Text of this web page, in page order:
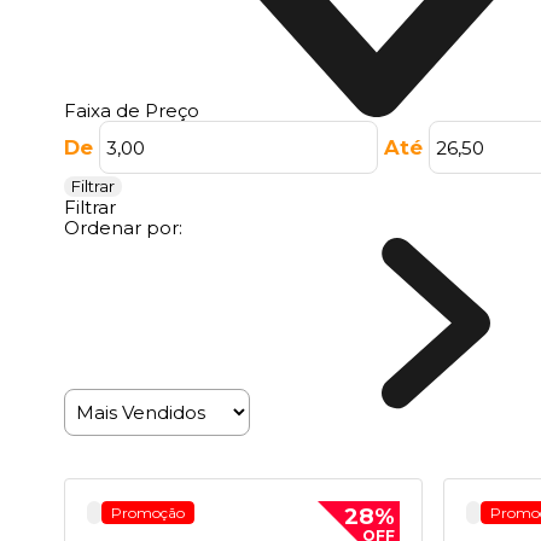
Faixa de Preço
De Até
Filtrar
Filtrar
Ordenar por:
Promoção 28%
OFF